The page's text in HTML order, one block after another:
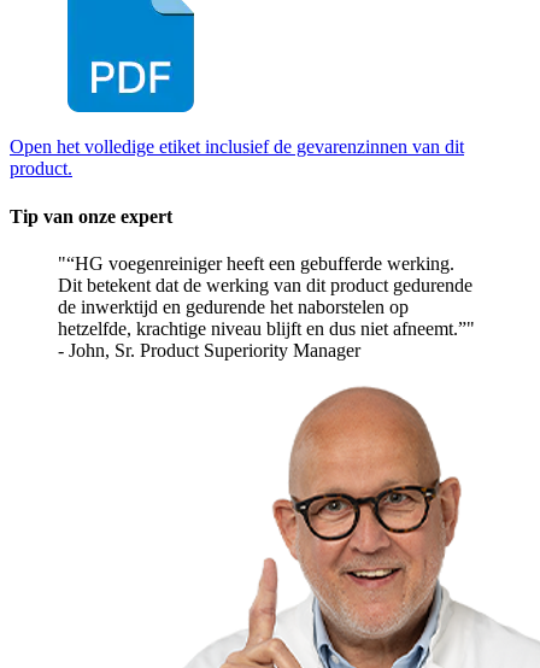
Open het volledige etiket inclusief de gevarenzinnen van dit
product.
Tip van onze expert
“HG voegenreiniger heeft een gebufferde werking.
Dit betekent dat de werking van dit product gedurende
de inwerktijd en gedurende het naborstelen op
hetzelfde, krachtige niveau blijft en dus niet afneemt.”
- John, Sr. Product Superiority Manager